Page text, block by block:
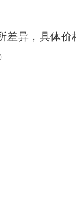
异，具体